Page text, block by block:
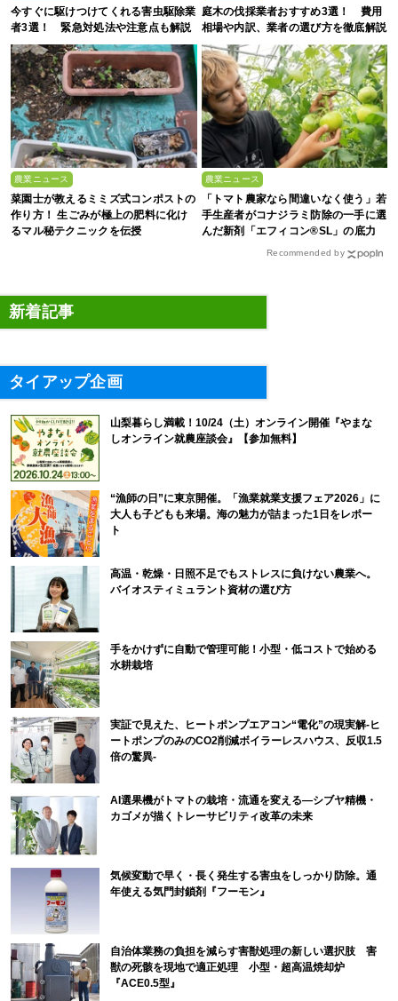
今すぐに駆けつけてくれる害虫駆除業
者3選！ 緊急対処法や注意点も解説
庭木の伐採業者おすすめ3選！ 費用
相場や内訳、業者の選び方を徹底解説
農業ニュース
菜園士が教えるミミズ式コンポストの
作り方！ 生ごみが極上の肥料に化け
るマル秘テクニックを伝授
農業ニュース
「トマト農家なら間違いなく使う」若
手生産者がコナジラミ防除の一手に選
んだ新剤「エフィコン®SL」の底力
Recommended by
新着記事
タイアップ企画
山梨暮らし満載！10/24（土）オンライン開催『やまな
しオンライン就農座談会』【参加無料】
“漁師の日”に東京開催。「漁業就業支援フェア2026」に
大人も子どもも来場。海の魅力が詰まった1日をレポー
ト
高温・乾燥・日照不足でもストレスに負けない農業へ。
バイオスティミュラント資材の選び方
手をかけずに自動で管理可能！小型・低コストで始める
水耕栽培
実証で見えた、ヒートポンプエアコン“電化”の現実解-ヒ
ートポンプのみのCO2削減ボイラーレスハウス、反収1.5
倍の驚異-
AI選果機がトマトの栽培・流通を変える―シブヤ精機・
カゴメが描くトレーサビリティ改革の未来
気候変動で早く・長く発生する害虫をしっかり防除。通
年使える気門封鎖剤『フーモン』
自治体業務の負担を減らす害獣処理の新しい選択肢 害
獣の死骸を現地で適正処理 小型・超高温焼却炉
『ACE0.5型』